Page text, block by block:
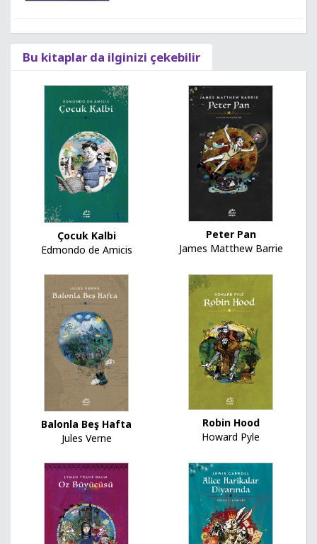
Bu kitaplar da ilginizi çekebilir
Çocuk Kalbi
Edmondo de Amicis
Peter Pan
James Matthew Barrie
Balonla Beş Hafta
Jules Verne
Robin Hood
Howard Pyle